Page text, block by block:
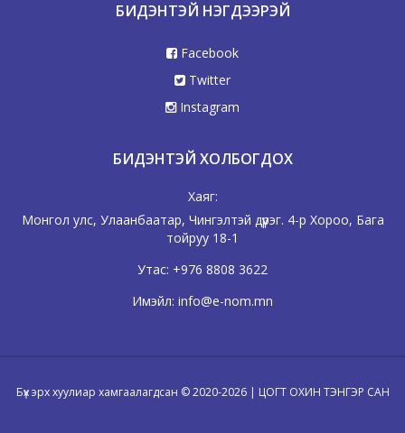
БИДЭНТЭЙ НЭГДЭЭРЭЙ
Facebook
Twitter
Instagram
БИДЭНТЭЙ ХОЛБОГДОХ
Хаяг:
Монгол улс, Улаанбаатар, Чингэлтэй дүүрэг. 4-р Хороо, Бага
тойруу 18-1
Утас: +976 8808 3622
Имэйл: info@e-nom.mn
Бүх эрх хуулиар хамгаалагдсан © 2020-2026 | ЦОГТ ОХИН ТЭНГЭР САН